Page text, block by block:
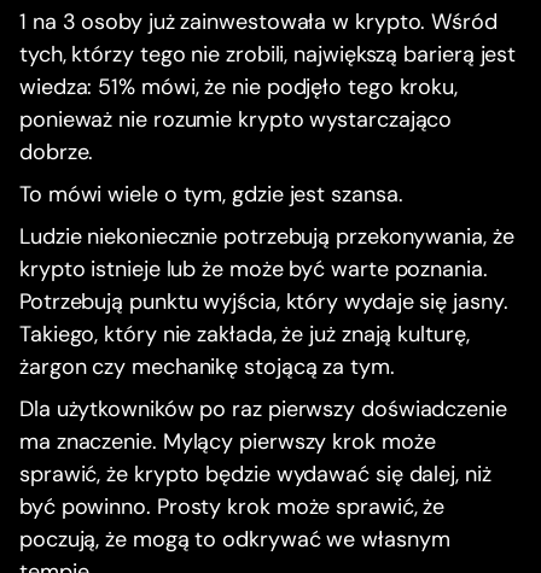
1 na 3 osoby już zainwestowała w krypto. Wśród
tych, którzy tego nie zrobili, największą barierą jest
wiedza: 51% mówi, że nie podjęło tego kroku,
ponieważ nie rozumie krypto wystarczająco
dobrze.
To mówi wiele o tym, gdzie jest szansa.
Ludzie niekoniecznie potrzebują przekonywania, że
krypto istnieje lub że może być warte poznania.
Potrzebują punktu wyjścia, który wydaje się jasny.
Takiego, który nie zakłada, że już znają kulturę,
żargon czy mechanikę stojącą za tym.
Dla użytkowników po raz pierwszy doświadczenie
ma znaczenie. Mylący pierwszy krok może
sprawić, że krypto będzie wydawać się dalej, niż
być powinno. Prosty krok może sprawić, że
poczują, że mogą to odkrywać we własnym